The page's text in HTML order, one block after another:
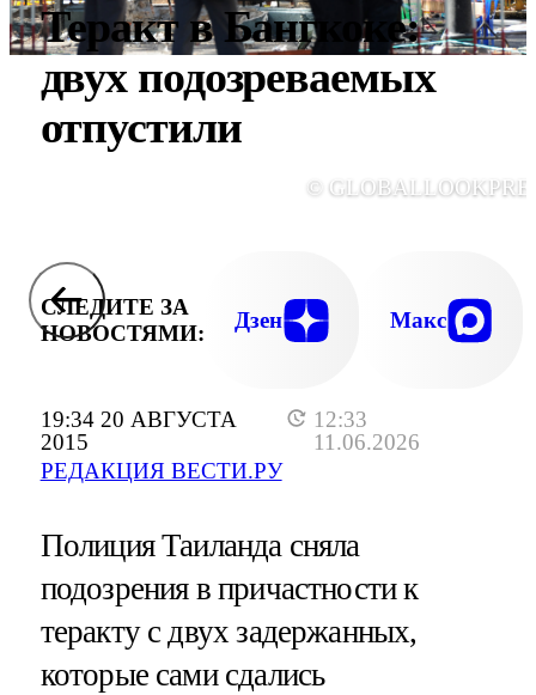
19:34 20 АВГУСТА
2015
12:33
11.06.2026
РЕДАКЦИЯ ВЕСТИ.РУ
Теракт в Бангкоке:
двух подозреваемых
отпустили
©
СЛЕДИТЕ ЗА
НОВОСТЯМИ:
Дзен Макс
Полиция Таиланда сняла
подозрения в причастности к
теракту с двух задержанных,
которые сами сдались